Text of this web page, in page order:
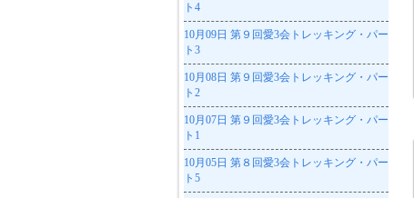
ト4
10月09日 第９回愛3会トレッキング・パー
ト3
10月08日 第９回愛3会トレッキング・パー
ト2
10月07日 第９回愛3会トレッキング・パー
ト1
10月05日 第８回愛3会トレッキング・パー
ト5